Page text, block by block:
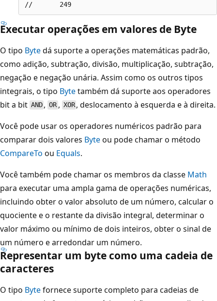
Executar operações em valores de Byte
O tipo Bytedá suporte a operações matemáticas padrão,
como adição, subtração, divisão, multiplicação, subtração,
negação e negação unária. Assim como os outros tipos
integrais, o tipo Bytetambém dá suporte aos operadores
bit a bit AND ,OR, XOR , deslocamento à esquerda e à direita.
Você pode usar os operadores numéricos padrão para
comparar dois valores Byteou pode chamar o método
CompareTo ou Equals.
Você também pode chamar os membros da classe Math
para executar uma ampla gama de operações numéricas,
incluindo obter o valor absoluto de um número, calcular o
quociente e o restante da divisão integral, determinar o
valor máximo ou mínimo de dois inteiros, obter o sinal de
um número e arredondar um número.
Representar um byte como uma cadeia de
caracteres
O tipo Bytefornece suporte completo para cadeias de